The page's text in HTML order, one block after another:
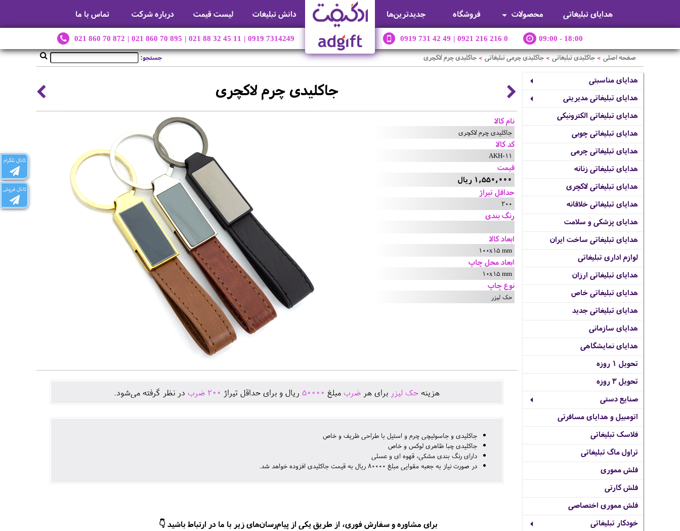
هدایای تبلیغاتی محصولات فروشگاه جديدترين‌ها دانش تبلیغات لیست قیمت درباره شرکت تماس با ما
021 860 70 872 | 021 860 70 895 | 021 88 32 45 11 | 0919 7314249 0919 731 42 49 | 0921 216 216 0 09:00 - 18:00
کانال تلگرام
کانال فروش
جستجو: صفحه اصلی > جاکلیدی تبلیغاتی > جاکلیدی چرمی تبلیغاتی > جاکلیدی چرم لاکچری
هدایای مناسبتی
هدایای تبلیغاتی مدیریتی
هدایای تبلیغاتی الکترونیکی
هدایای تبلیغاتی چوبی
هدایای تبلیغاتی چرمی
هدایای تبلیغاتی زنانه
هدایای تبلیغاتی لاکچری
هدایای تبلیغاتی خلاقانه
هدایای پزشکی و سلامت
هدایای تبلیغاتی ساخت ایران
لوازم اداری تبلیغاتی
هدایای تبلیغاتی ارزان
هدایای تبلیغاتی خاص
هدایای تبلیغاتی جدید
هدایای سازمانی
هدایای نمایشگاهی
تحویل 1 روزه
تحویل 3 روزه
صنایع دستی
اتومبیل و هدایای مسافرتی
فلاسک تبلیغاتی
تراول ماگ تبلیغاتی
فلش مموری
فلش کارتی
فلش مموری اختصاصی
خودکار تبلیغاتی
جاکلیدی چرم لاکچری
نام کالا
جاکلیدی چرم لاکچری
کد کالا
AKH-11
قیمت
1,550,000 ریال
حداقل تیراژ
200
رنگ بندی
ابعاد کالا
100x15 mm
ابعاد محل چاپ
10x15 mm
نوع چاپ
حک لیزر
هزينه حک لیزر برای هر ضرب مبلغ 50000 ريال و برای حداقل تيراژ 200 ضرب در نظر گرفته می‌شود.
جاکلیدی و جاسوئیچی چرم و استیل با طراحی ظریف و خاص
جاکلیدی چبا ظاهری لوکس و خاص
دارای رنگ بندی مشکی، قهوه ای و عسلی
در صورت نیاز به جعبه مقوایی مبلغ 80000 ریال به قیمت جاکلیدی افزوده خواهد شد.
برای مشاوره و سفارش فوری، از طریق یکی از پیام‌رسان‌های زیر با ما در ارتباط باشید 👇